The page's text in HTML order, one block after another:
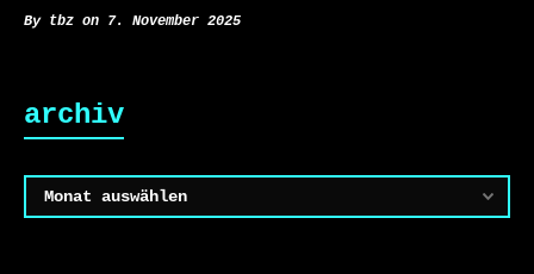
By tbz on 7. November 2025
archiv
Archiv